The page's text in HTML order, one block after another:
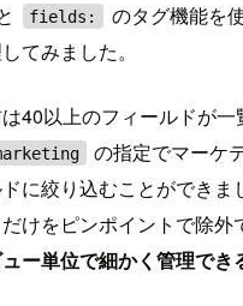
fields:
のタグ機能を
てみました。
40以上のフィールドが一
の指定でマーケ
に絞り込むことができま
けをピンポイントで除外
ー単位で細かく管理でき